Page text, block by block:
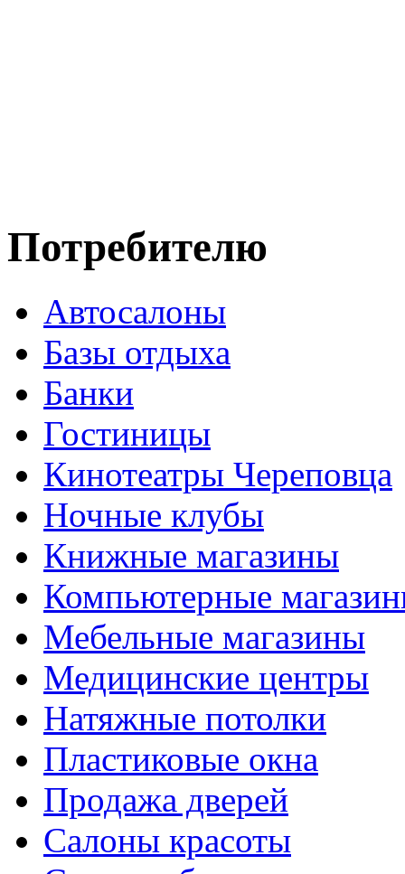
Потребителю
Автосалоны
Базы отдыха
Банки
Гостиницы
Кинотеатры Череповца
Ночные клубы
Книжные магазины
Компьютерные
Мебельные магазины
Медицинские центры
Натяжные потолки
Пластиковые окна
Продажа дверей
Салоны красоты